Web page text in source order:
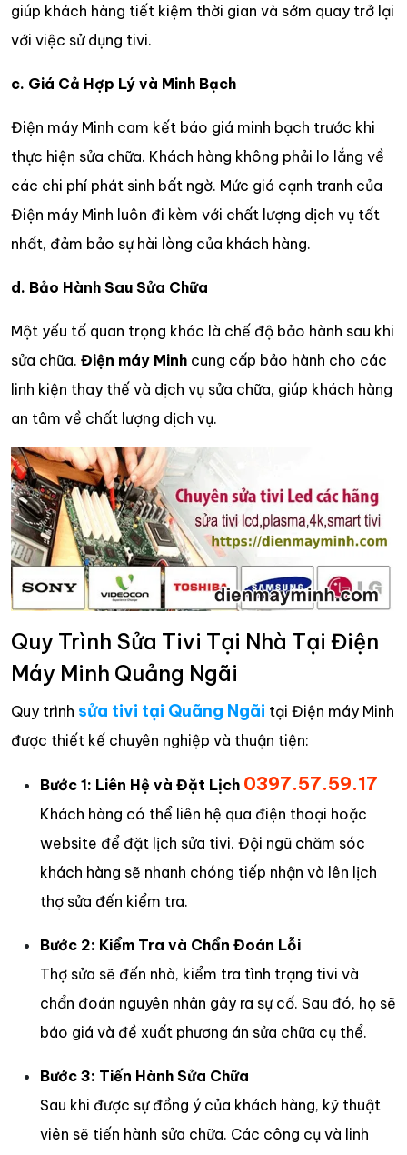
giúp khách hàng tiết kiệm thời gian và sớm quay trở lại
với việc sử dụng tivi.
c. Giá Cả Hợp Lý và Minh Bạch
Điện máy Minh cam kết báo giá minh bạch trước khi
thực hiện sửa chữa. Khách hàng không phải lo lắng về
các chi phí phát sinh bất ngờ. Mức giá cạnh tranh của
Điện máy Minh luôn đi kèm với chất lượng dịch vụ tốt
nhất, đảm bảo sự hài lòng của khách hàng.
d. Bảo Hành Sau Sửa Chữa
Một yếu tố quan trọng khác là chế độ bảo hành sau khi
sửa chữa. Điện máy Minh cung cấp bảo hành cho các
linh kiện thay thế và dịch vụ sửa chữa, giúp khách hàng
an tâm về chất lượng dịch vụ.
Quy Trình Sửa Tivi Tại Nhà Tại Điện
Máy Minh Quảng Ngãi
Quy trình sửa tivi tại Quãng Ngãi tại Điện máy Minh
được thiết kế chuyên nghiệp và thuận tiện:
Bước 1: Liên Hệ và Đặt Lịch 0397.57.59.17
Khách hàng có thể liên hệ qua điện thoại hoặc
website để đặt lịch sửa tivi. Đội ngũ chăm sóc
khách hàng sẽ nhanh chóng tiếp nhận và lên lịch
thợ sửa đến kiểm tra.
Bước 2: Kiểm Tra và Chẩn Đoán Lỗi
Thợ sửa sẽ đến nhà, kiểm tra tình trạng tivi và
chẩn đoán nguyên nhân gây ra sự cố. Sau đó, họ sẽ
báo giá và đề xuất phương án sửa chữa cụ thể.
Bước 3: Tiến Hành Sửa Chữa
Sau khi được sự đồng ý của khách hàng, kỹ thuật
viên sẽ tiến hành sửa chữa. Các công cụ và linh